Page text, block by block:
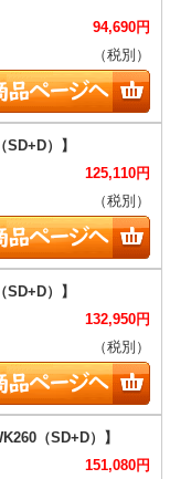
94,690円
（税別）
125,110円
（税別）
132,950円
（税別）
151,080円